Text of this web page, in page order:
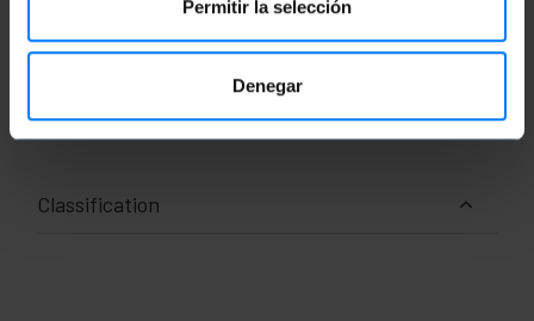
Permitir la selección
Denegar
Poids brut: 1.84 kg
Dimensions du produit (largeur x profondeur x
hauteur): 49.0 x 27.0 x 2.0 cm
Dimensions du colis: 50.0 x 29.5 x 6.0 cm
Classification